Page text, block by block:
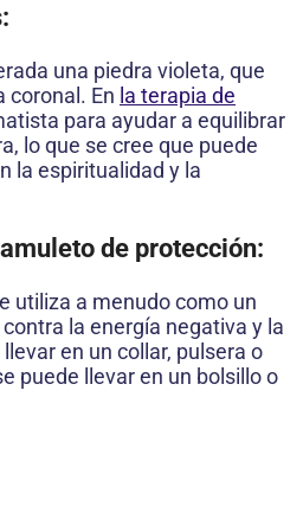
una piedra violeta, que
coronal. En la terapia de
para ayudar a equilibrar
lo que se cree que puede
la espiritualidad y la
de protección:
utiliza a menudo como un
contra la energía negativa y la
en un collar, pulsera o
puede llevar en un bolsillo o